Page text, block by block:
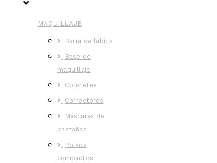
MAQUILLAJE
Barra de labios
Base de
maquillaje
Coloretes
Correctores
Máscaras de
pestañas
Polvos
compactos